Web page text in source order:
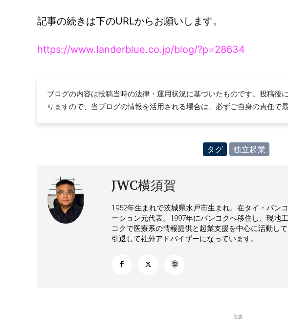
記事の続きは下のURLからお願いします。
https://www.landerblue.co.jp/blog/?p=28634
ブログの内容は投稿当時の法律・運用状況に基づいたものです。投稿後
りますので、当ブログの情報を活用される場合は、必ずご自身の責任で
タグ 独立起業
JWC横須賀
1952年生まれで茨城県水戸市生まれ。在タイ・バン
ーション元代表。1997年にバンコクへ移住し、現地
コクで医療系の情報提供と起業支援を中心に活動し
引退して社外アドバイザーになっています。
広告